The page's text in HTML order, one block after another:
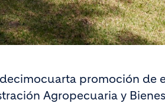
promoción de
Agropecuaria y